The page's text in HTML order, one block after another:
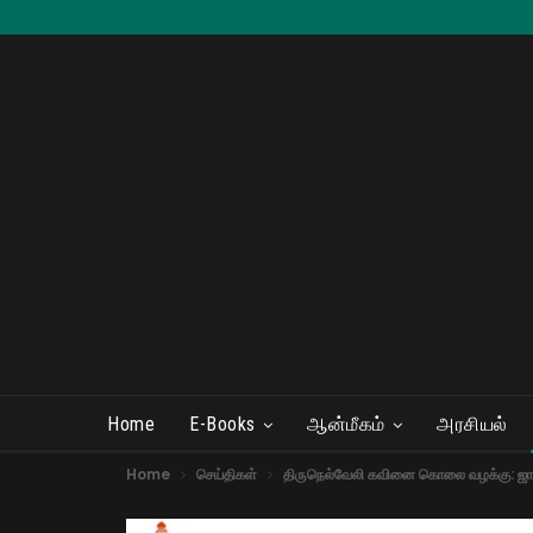
Home E-Books ஆன்மீகம் அரசியல்
Home செய்திகள் திருநெல்வேலி கவினை கொலை வழக்கு: